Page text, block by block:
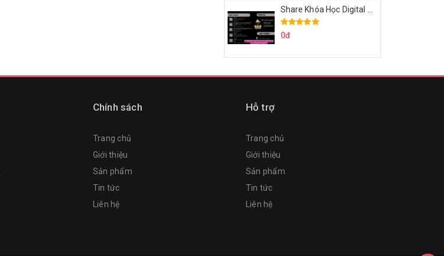
0đ
Chính sách
Trang chủ
Giới thiệu
Sản phẩm
Tin tức
Liên hệ
Hỗ trợ
Trang chủ
Giới thiệu
Sản phẩm
Tin tức
Liên hệ